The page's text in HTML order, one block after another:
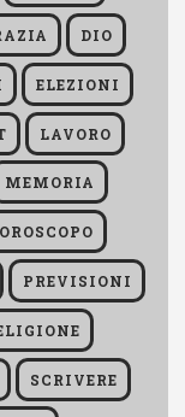
DIO
ELEZIONI
LAVORO
MEMORIA
OROSCOPO
PREVISIONI
SCRIVERE